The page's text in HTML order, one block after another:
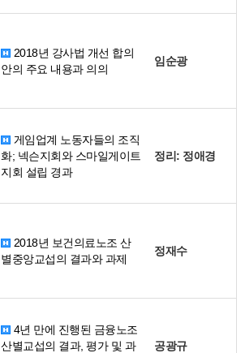
2018년 강사법 개선 합의
안의 주요 내용과 의의
임순광
게임업계 노동자들의 조직
화; 넥슨지회와 스마일게이트
지회 설립 경과
정리: 정애경
2018년 보건의료노조 산
별중앙교섭의 결과와 과제
정재수
4년 만에 진행된 금융노조
산별교섭의 결과, 평가 및 과
공광규